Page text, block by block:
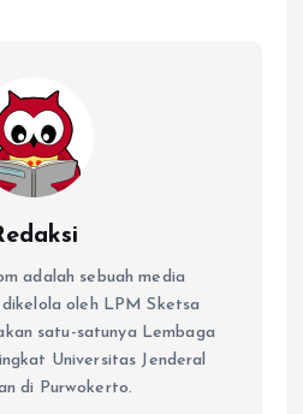
adalah sebuah media
oleh LPM Sketsa
satu-satunya Lembaga
Universitas Jenderal
di Purwokerto.